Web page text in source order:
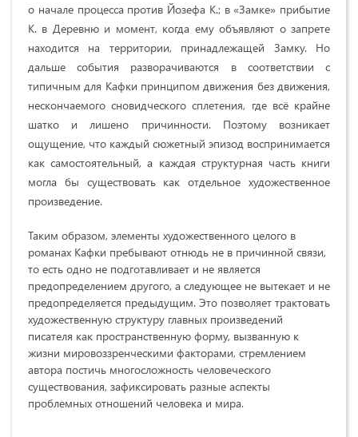
о начале процесса против Йозефа К.; в «Замке» прибытие
К. в Деревню и момент, когда ему объявляют о запрете
находится на территории, принадлежащей Замку. Но
дальше события разворачиваются в соответствии с
типичным для Кафки принципом движения без движения,
нескончаемого сновидческого сплетения, где всё крайне
шатко и лишено причинности. Поэтому возникает
ощущение, что каждый сюжетный эпизод воспринимается
как самостоятельный, а каждая структурная часть книги
могла бы существовать как отдельное художественное
произведение.
Таким образом, элементы художественного целого в
романах Кафки пребывают отнюдь не в причинной связи,
то есть одно не подготавливает и не является
предопределением другого, а следующее не вытекает и не
предопределяется предыдущим. Это позволяет трактовать
художественную структуру главных произведений
писателя как пространственную форму, вызванную к
жизни мировоззренческими факторами, стремлением
автора постичь многосложность человеческого
существования, зафиксировать разные аспекты
проблемных отношений человека и мира.